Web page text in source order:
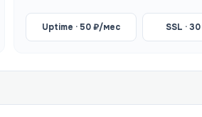
Uptime ·50₽/мес SSL ·30